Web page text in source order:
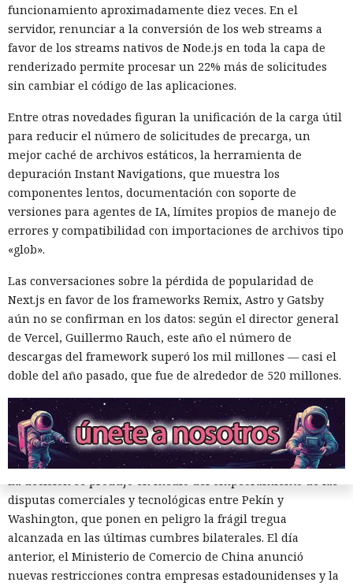
Las sanciones y restricciones contra las empresas
tecnológicas chinas por parte de las autoridades
estadounidenses hace tiempo que son noticia habitual —
inverso. La Administración del Ciberespacio de China
anunció el inicio de una revisión de los productos de la
estadounidense Palo Alto Networks que se venden en el
territorio del país, citando riesgos para la infraestructura
informática crítica y la seguridad nacional.
sujetos a revisión, no reveló la naturaleza de posibles
vulnerabilidades ni precisó qué medidas podrían seguir en
caso de detectarse incumplimientos.
La decisión se produjo en medio del empeoramiento de las
disputas comerciales y tecnológicas entre Pekín y
Washington, que ponen en peligro la frágil tregua
alcanzada en las últimas cumbres bilaterales. El día
anterior, el Ministerio de Comercio de China anunció
nuevas restricciones contra empresas estadounidenses y la
funcionamiento aproximadamente diez veces. En el
servidor, renunciar a la conversión de los web streams a
favor de los streams nativos de Node.js en toda la capa de
renderizado permite procesar un 22% más de solicitudes
sin cambiar el código de las aplicaciones.
Entre otras novedades figuran la unificación de la carga útil
para reducir el número de solicitudes de precarga, un
mejor caché de archivos estáticos, la herramienta de
depuración Instant Navigations, que muestra los
componentes lentos, documentación con soporte de
versiones para agentes de IA, límites propios de manejo de
errores y compatibilidad con importaciones de archivos tipo
«glob».
Las conversaciones sobre la pérdida de popularidad de
Next.js en favor de los frameworks Remix, Astro y Gatsby
aún no se confirman en los datos: según el director general
de Vercel, Guillermo Rauch, este año el número de
descargas del framework superó los mil millones — casi el
doble del año pasado, que fue de alrededor de 520 millones.